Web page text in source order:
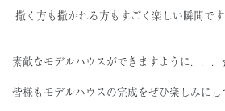
撒く方も撒かれる方もすごく楽しい瞬間で
素敵なモデルハウスができますように．．
皆様もモデルハウスの完成をぜひ楽しみに